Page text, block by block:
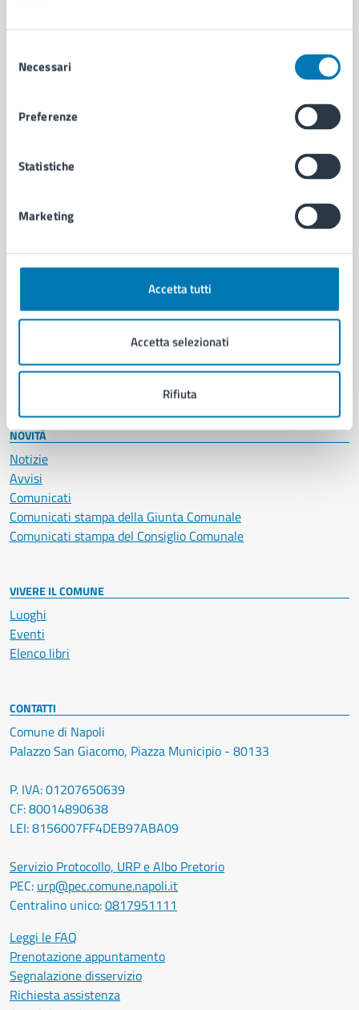
delNecessari
Preferenze
Statistiche
Marketing
Accetta tutti
Accetta selezionati
Rifiuta
Personale amministrativo
Intranet, posta aziendale e protocollo
CATEGORIE DI SERVIZIO
Anagrafe e stato civile
Autorizzazioni
Documenti e certificati
Imprese e commercio
Salute, benessere e assistenza
Servizi Cimiteriali
Vita lavorativa
NOVITÀ
Notizie
Avvisi
Comunicati
Comunicati stampa della Giunta Comunale
Comunicati stampa del Consiglio Comunale
VIVERE IL COMUNE
Luoghi
Eventi
Elenco libri
CONTATTI
Comune di Napoli
Palazzo San Giacomo, Piazza Municipio - 80133
P. IVA: 01207650639
CF: 80014890638
LEI: 8156007FF4DEB97ABA09
Servizio Protocollo, URP e Albo Pretorio
PEC: urp@pec.comune.napoli.it
Centralino unico:0817951111
Leggi le FAQ
Prenotazione appuntamento
Segnalazione disservizio
Richiesta assistenza